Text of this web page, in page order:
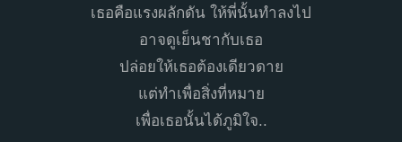
เธอคือแรงผลักดัน ให้พี่นั้นทำลงไป
อาจดูเย็นชากับเธอ
ปล่อยให้เธอต้องเดียวดาย
แต่ทำเพื่อสิ่งที่หมาย
เพื่อเธอนั้นได้ภูมิใจ..